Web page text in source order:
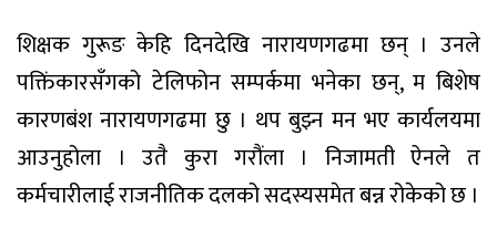
शिक्षक गुरूङ केहि दिनदेखि नारायणगढमा छन् । उनले
पक्तिंकारसँगको टेलिफोन सम्पर्कमा भनेका छन्, म बिशेष
कारणबंश नारायणगढमा छु । थप बुझ्न मन भए कार्यलयमा
आउनुहोला । उतै कुरा गरौंला । निजामती ऐनले त
कर्मचारीलाई राजनीतिक दलको सदस्यसमेत बन्न रोकेको छ ।